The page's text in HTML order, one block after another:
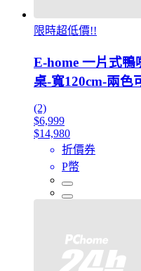
限時超低價!!
E-home 一片式
桌-寬120cm-兩色
(2)
$6,999
$14,980
折價券
P幣